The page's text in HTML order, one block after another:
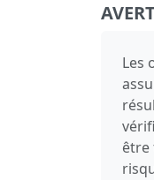
Les
être